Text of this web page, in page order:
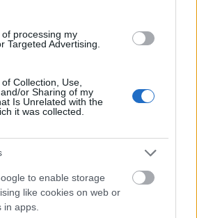
processing my
Targeted Advertising.
Collection, Use,
or Sharing of my
Is Unrelated with the
it was collected.
to enable storage
like cookies on web or
apps.
látszik nem érted: ezzel az erővel
is fogadhatták volna a Bányalég
el a londoni követség előtt. Ezt a
sem olvassa, még a saját
annyi fáradságot, hogy
díjmentes marketing keret
ténylegesen nem adott ki pénzt
volt rá pazarolni ezt a